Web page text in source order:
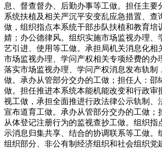
息、督查督办、后勤办事等工做。担任主
系统扶植及相关严沉平安变乱应急措置、
做，组织指点本系统干部步队扶植和教育
婧；办公德律风。组织实施市场监视办理
艺引进、使用等工做。承担局机关消息化
市场监视办理、学问产权相关专项经费的办
落实市场监视办理、学问产权消息发布轨
做。承办从管部分交办的工做；担任人：
做。担任推进本系统本能机能改变和行政
视工做，承担全面推进行政法律公示轨制
宣布道育工做。承办从管部分交办的工做
从体登记注册行为的监视查抄工做。组织
示消息归集共享、结合的协调联系等工做
组织部分、非公有制经济组织和社会组织